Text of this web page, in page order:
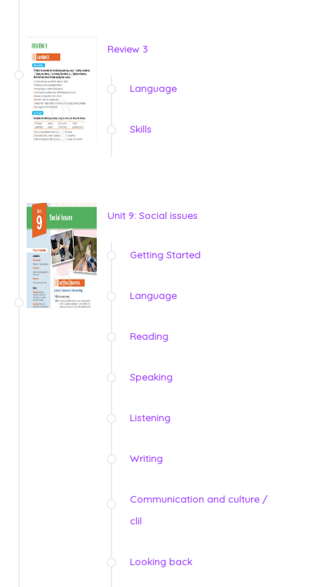
Review 3
Language
Skills
Unit 9: Social issues
Getting Started
Language
Reading
Speaking
Listening
Writing
Communication and culture /
clil
Looking back